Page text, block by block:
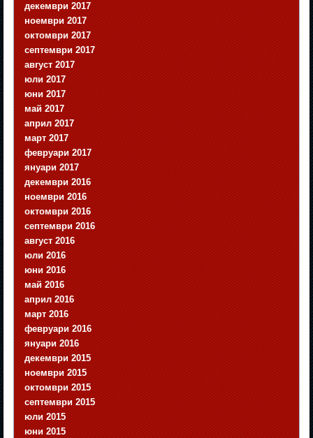
декември 2017
ноември 2017
октомври 2017
септември 2017
август 2017
юли 2017
юни 2017
май 2017
април 2017
март 2017
февруари 2017
януари 2017
декември 2016
ноември 2016
октомври 2016
септември 2016
август 2016
юли 2016
юни 2016
май 2016
април 2016
март 2016
февруари 2016
януари 2016
декември 2015
ноември 2015
октомври 2015
септември 2015
юли 2015
юни 2015